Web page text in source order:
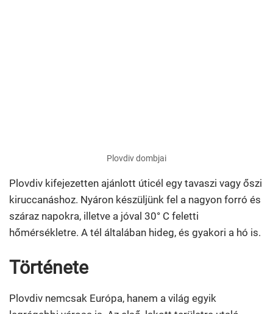
Plovdiv dombjai
Plovdiv kifejezetten ajánlott úticél egy tavaszi vagy őszi
kiruccanáshoz. Nyáron készüljünk fel a nagyon forró és
száraz napokra, illetve a jóval 30° C feletti
hőmérsékletre. A tél általában hideg, és gyakori a hó is.
Története
Plovdiv nemcsak Európa, hanem a világ egyik